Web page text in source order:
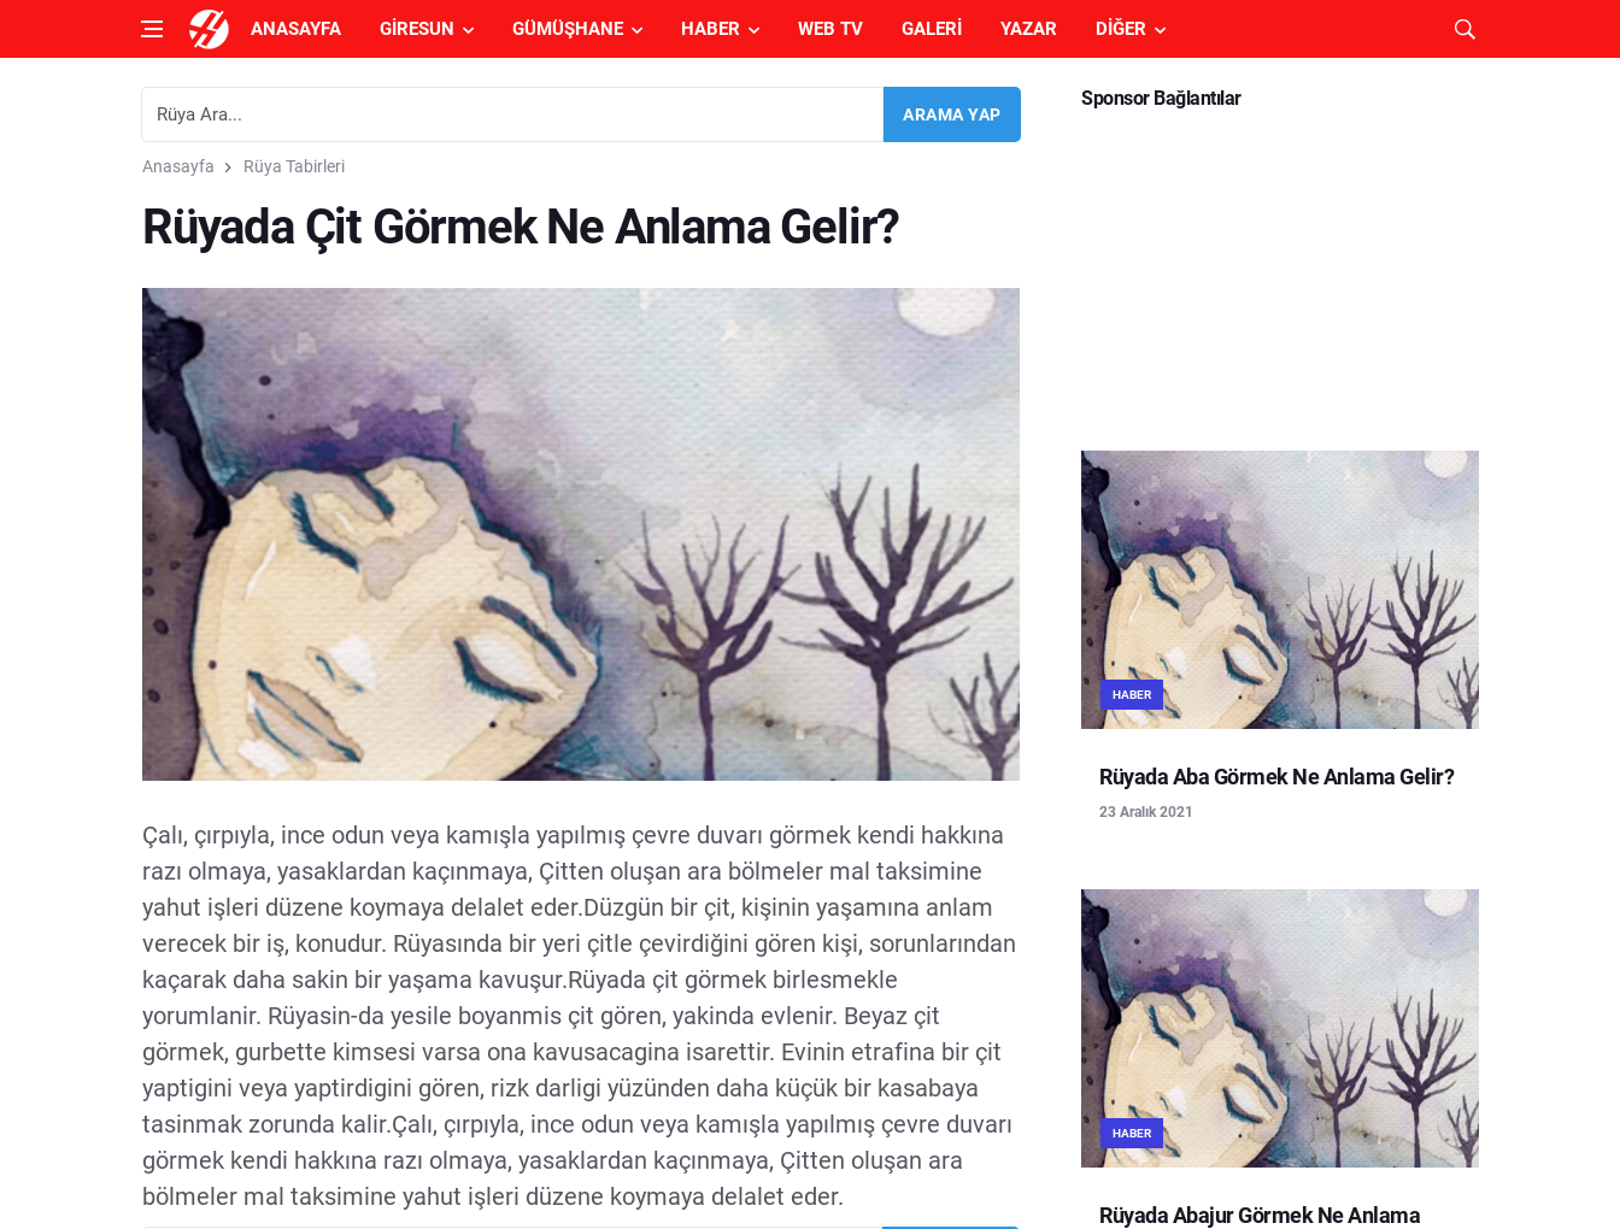
ANASAYFA GIRESUN GÜMÜŞHANE HABER WEB TV GALERI YAZAR DIĞER
Anasayfa Rüya Tabirleri
Rüyada Çit Görmek Ne Anlama Gelir?
Çalı, çırpıyla, ince odun veya kamışla yapılmış çevre duvarı görmek kendi hakkına
razı olmaya, yasaklardan kaçınmaya, Çitten oluşan ara bölmeler mal taksimine
yahut işleri düzene koymaya delalet eder.Düzgün bir çit, kişinin yaşamına anlam
verecek bir iş, konudur. Rüyasında bir yeri çitle çevirdiğini gören kişi, sorunlarından
kaçarak daha sakin bir yaşama kavuşur.Rüyada çit görmek birlesmekle
yorumlanir. Rüyasin-da yesile boyanmis çit gören, yakinda evlenir. Beyaz çit
görmek, gurbette kimsesi varsa ona kavusacagina isarettir. Evinin etrafina bir çit
yaptigini veya yaptirdigini gören, rizk darligi yüzünden daha küçük bir kasabaya
tasinmak zorunda kalir.Çalı, çırpıyla, ince odun veya kamışla yapılmış çevre duvarı
görmek kendi hakkına razı olmaya, yasaklardan kaçınmaya, Çitten oluşan ara
bölmeler mal taksimine yahut işleri düzene koymaya delalet eder.
Sponsor Bağlantılar
HABER
Rüyada Aba Görmek Ne Anlama Gelir?
23 Aralık 2021
HABER
Rüyada Abajur Görmek Ne Anlama